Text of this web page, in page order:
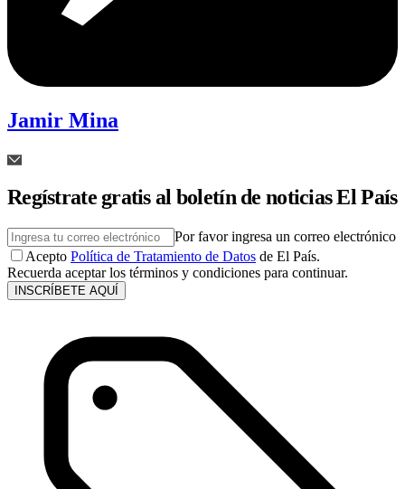
Jamir Mina
Regístrate gratis al boletín de noticias El País
Por favor ingresa un correo electrónico
Acepto Política de Tratamiento de Datos de El País.
Recuerda aceptar los términos y condiciones para continuar.
INSCRÍBETE AQUÍ